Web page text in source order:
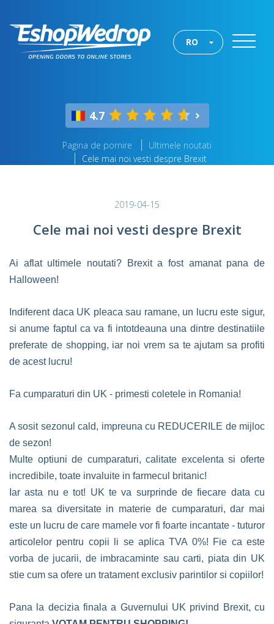
RO
4.7
Pagina de pornire
Ultimele noutati
Cele mai noi vesti despre Brexit
2019-04-15
Cele mai noi vesti despre Brexit
Ai aflat ultimele noutati? Brexit a fost amanat pana de
Halloween!
Indiferent daca UK pleaca sau ramane, un lucru este sigur,
si anume faptul ca va fi intotdeauna una dintre destinatiile
preferate de shopping, iar noi vrem sa te ajutam sa profiti
de acest lucru!
Fa cumparaturi din UK - primesti coletele in Romania!
A sosit sezonul cald, impreuna cu REDUCERILE de mijloc
de sezon!
Multe optiuni de cumparaturi, calitate excelenta si oferte
incredibile, toate invaluite in farmecul britanic!
Iar asta nu e tot! UK te va surprinde de fiecare data cu
marea sa diversitate in materie de cumparaturi, dar mai
este un lucru de care mamele vor fi foarte incantate - tuturor
articolelor pentru copii li se aplica TVA 0%! Fie ca este
vorba de jucarii, de imbracaminte sau carti, piata din UK
stie cum sa ofere un tratament exclusiv parintilor si copiilor!
Pana la decizia finala a Guvernului UK privind Brexit, cu